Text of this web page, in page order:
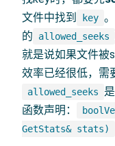
文件中找到
key
的
allowed_seeks
就是说如果文件被
效率已经很低，需
allowed_seeks
函数声明：
GetStats& stats)